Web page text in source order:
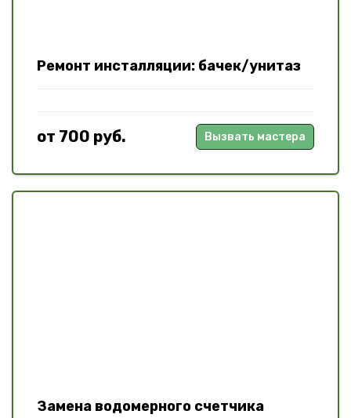
Ремонт инсталляции: бачек/унитаз
от 700 руб. Вызвать мастера
Замена водомерного счетчика